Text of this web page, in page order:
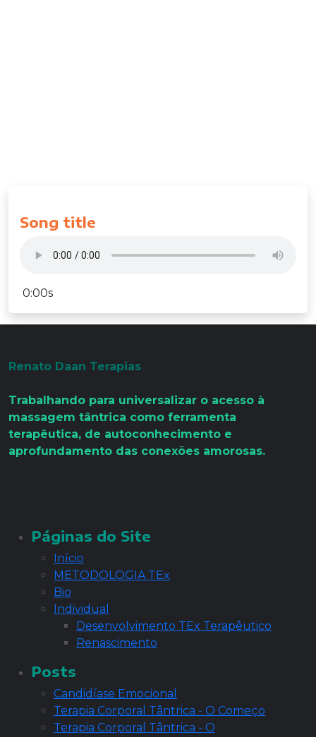
Song title
0:00s
Renato Daan Terapias
Trabalhando para universalizar o acesso à
massagem tântrica como ferramenta
terapêutica, de autoconhecimento e
aprofundamento das conexões amorosas.
Páginas do Site
Início
METODOLOGIA TEx
Bio
Individual
Desenvolvimento TEx Terapêutico
Renascimento
Posts
Candidíase Emocional
Terapia Corporal Tântrica - O Começo
Terapia Corporal Tântrica - O